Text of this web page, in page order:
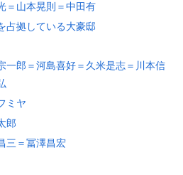
＝山本晃則＝中田有
占拠している大豪邸
一郎＝河島喜好＝久米是志＝川本信
ミヤ
郎
三＝冨澤昌宏